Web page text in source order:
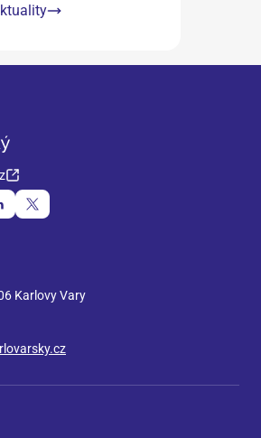
Karlovy Vary